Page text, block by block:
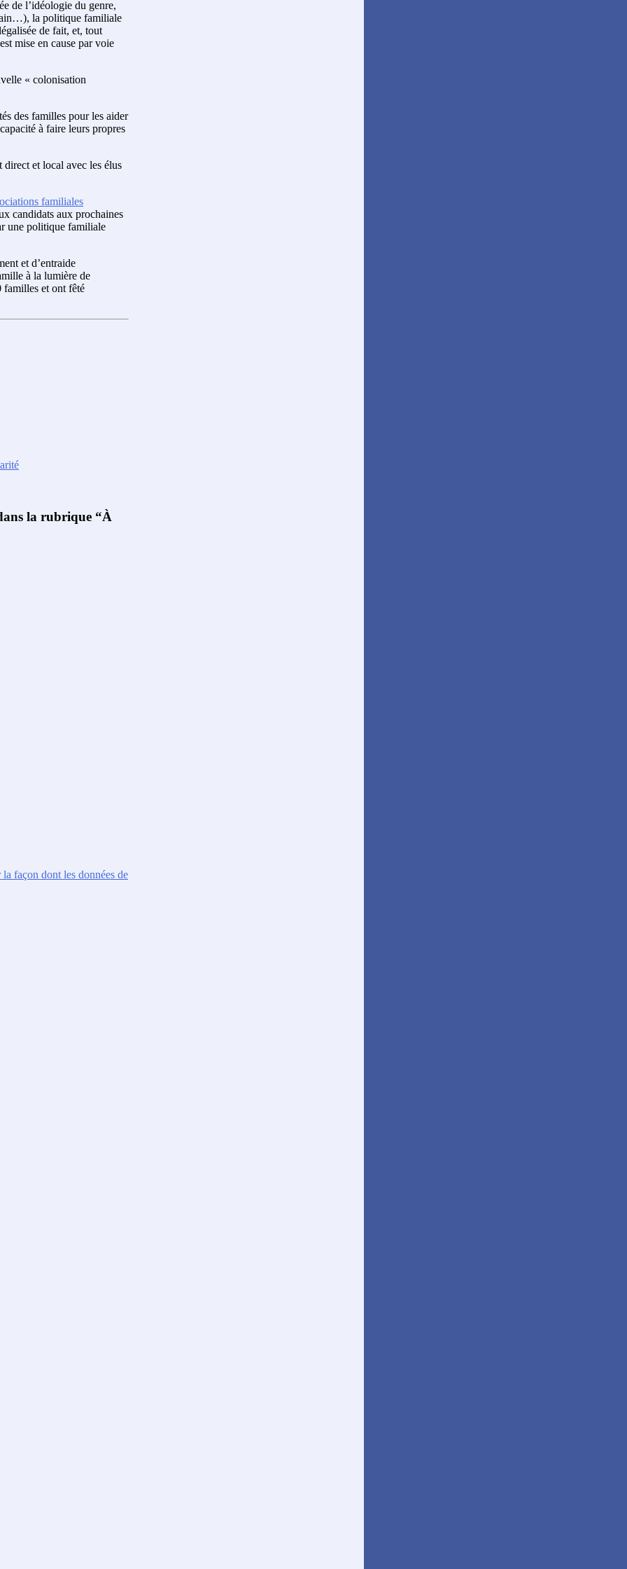
de l’idéologie du genre,
la politique familiale
de fait, et, tout
mise en cause par voie
« colonisation
des familles pour les aider
à faire leurs propres
et local avec les élus
familiales
candidats aux prochaines
une politique familiale
et d’entraide
à la lumière de
familles et ont fêté
la rubrique “À
façon dont les données de